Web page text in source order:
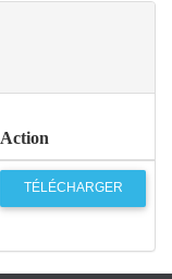
Action
TÉLÉCHARGER